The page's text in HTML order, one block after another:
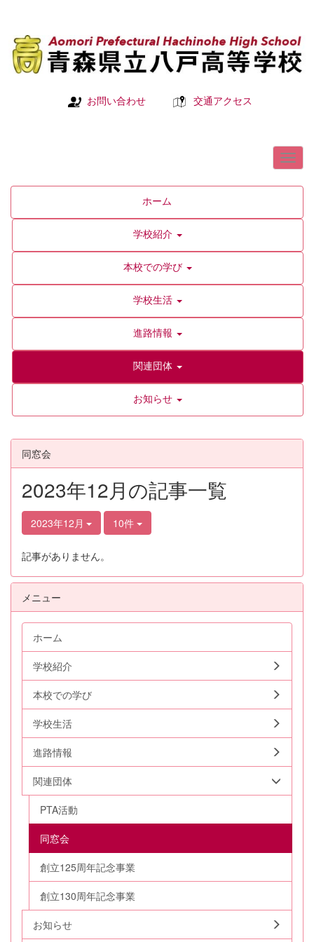
お問い合わせ 交通アクセス
ホーム
学校紹介
本校での学び
学校生活
進路情報
関連団体
お知らせ
同窓会
2023年12月の記事一覧
2023年12月 10件
記事がありません。
メニュー
ホーム
学校紹介
本校での学び
学校生活
進路情報
関連団体
PTA活動
同窓会
創立125周年記念事業
創立130周年記念事業
お知らせ